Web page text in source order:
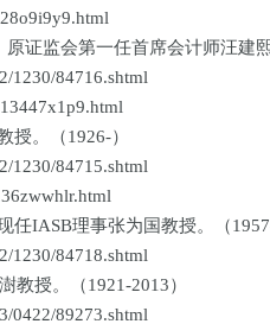
监会第一任首席会计师汪建熙
84716.shtml
。（1926-）
84715.shtml
IASB理事张为国教授。（1957-
84718.shtml
授。（1921-2013）
89273.shtml